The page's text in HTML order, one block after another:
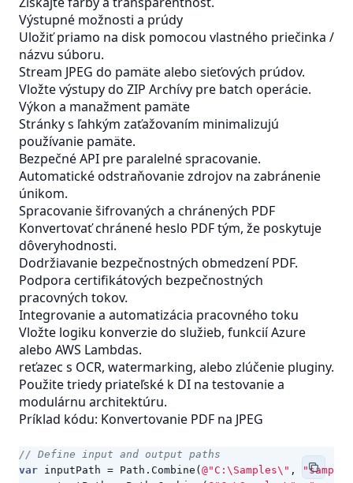
Výstupné možnosti a prúdy
Uložiť priamo na disk pomocou vlastného priečinka /
názvu súboru.
Stream JPEG do pamäte alebo sieťových prúdov.
Vložte výstupy do ZIP Archívy pre batch operácie.
Výkon a manažment pamäte
Stránky s ľahkým zaťažovaním minimalizujú
používanie pamäte.
Bezpečné API pre paralelné spracovanie.
Automatické odstraňovanie zdrojov na zabránenie
únikom.
Spracovanie šifrovaných a chránených PDF
Konvertovať chránené heslo PDF tým, že poskytuje
dôveryhodnosti.
Dodržiavanie bezpečnostných obmedzení PDF.
Podpora certifikátových bezpečnostných
pracovných tokov.
Integrovanie a automatizácia pracovného toku
Vložte logiku konverzie do služieb, funkcií Azure
alebo AWS Lambdas.
reťazec s OCR, watermarking, alebo zlúčenie pluginy.
Použite triedy priateľské k DI na testovanie a
modulárnu architektúru.
Príklad kódu: Konvertovanie PDF na JPEG
// Define input and output paths
var inputPath = Path . Combine ( @"C:\Samples\" ,